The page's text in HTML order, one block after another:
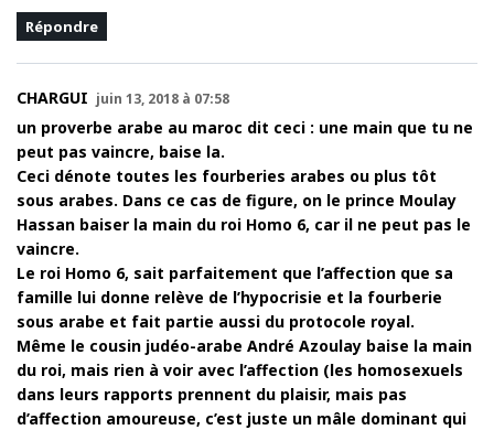
Répondre
CHARGUI juin 13, 2018 à 07:58
un proverbe arabe au maroc dit ceci : une main que tu ne
peut pas vaincre, baise la.
Ceci dénote toutes les fourberies arabes ou plus tôt
sous arabes. Dans ce cas de figure, on le prince Moulay
Hassan baiser la main du roi Homo 6, car il ne peut pas le
vaincre.
Le roi Homo 6, sait parfaitement que l’affection que sa
famille lui donne relève de l’hypocrisie et la fourberie
sous arabe et fait partie aussi du protocole royal.
Même le cousin judéo-arabe André Azoulay baise la main
du roi, mais rien à voir avec l’affection (les homosexuels
dans leurs rapports prennent du plaisir, mais pas
d’affection amoureuse, c’est juste un mâle dominant qui